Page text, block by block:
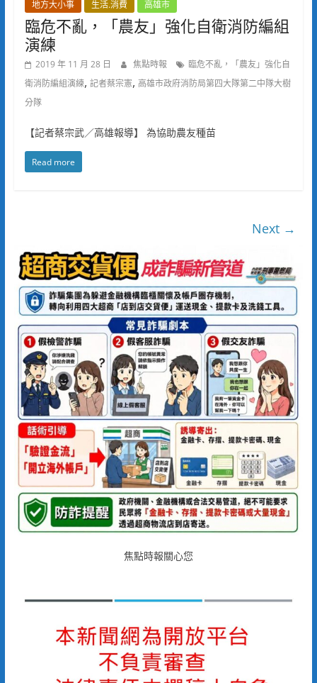
地方大小事 生活.消費 高雄市
臨危不亂，「農友」強化自衛消防編組
演練
2019 年 11 月 28 日 焦點時報
臨危不亂，「農友」強化自
衛消防編組演練, 記者蔡宗憲, 高雄市政府消防局第四大隊第二中隊大樹
分隊
【記者蔡宗武／高雄報導】 為協助農友種苗
Read more
Next →
焦點時報關心您